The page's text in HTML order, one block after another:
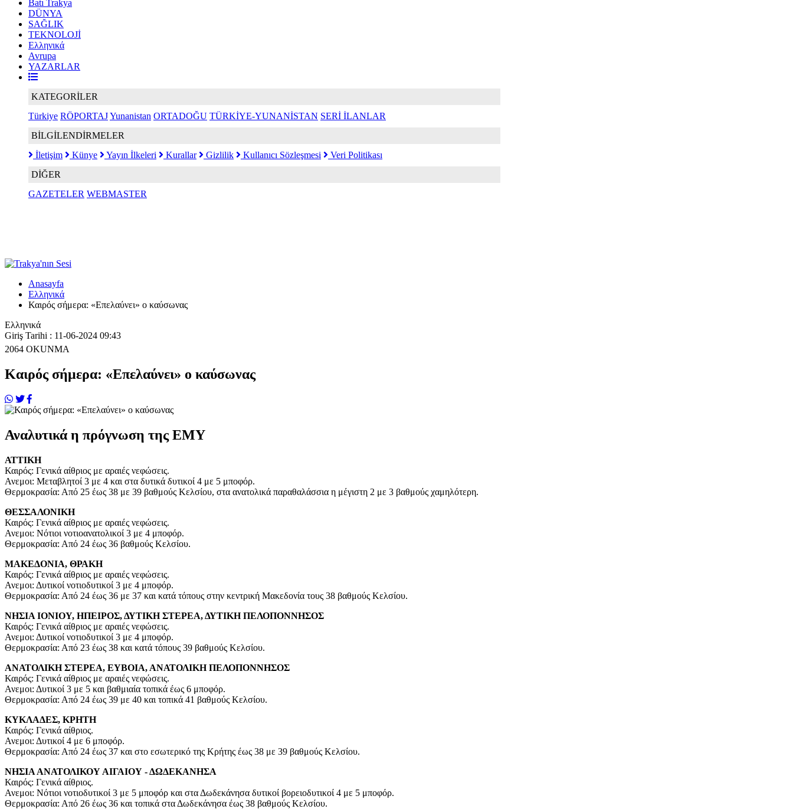
Batı Trakya
DÜNYA
SAĞLIK
TEKNOLOJİ
Ελληνικά
Avrupa
YAZARLAR
KATEGORİLER
Türkiye RÖPORTAJYunanistan ORTADOĞU TÜRKİYE-YUNANİSTAN SERİ İLANLAR
BİLGİLENDİRMELER
İletişim
Künye Yayın İlkeleri Kurallar Gizlilik Kullanıcı Sözleşmesi
Veri Politikası
DİĞER
GAZETELER WEBMASTER
Anasayfa
Ελληνικά
Καιρός σήμερα: «Επελαύνει» ο καύσωνας
Ελληνικά
Giriş Tarihi : 11-06-2024 09:43
2064 OKUNMA
Καιρός σήμερα: «Επελαύνει» ο καύσωνας
Αναλυτικά η πρόγνωση της ΕΜΥ
ΑΤΤΙΚΗ
Καιρός: Γενικά αίθριος με αραιές νεφώσεις.
Ανεμοι: Μεταβλητοί 3 με 4 και στα δυτικά δυτικοί 4 με 5 μποφόρ.
Θερμοκρασία: Από 25 έως 38 με 39 βαθμούς Κελσίου, στα ανατολικά παραθαλάσσια η μέγιστη 2 με 3 βαθμούς χαμηλότερη.
ΘΕΣΣΑΛΟΝΙΚΗ
Καιρός: Γενικά αίθριος με αραιές νεφώσεις.
Ανεμοι: Νότιοι νοτιοανατολικοί 3 με 4 μποφόρ.
Θερμοκρασία: Από 24 έως 36 βαθμούς Κελσίου.
ΜΑΚΕΔΟΝΙΑ, ΘΡΑΚΗ
Καιρός: Γενικά αίθριος με αραιές νεφώσεις.
Ανεμοι: Δυτικοί νοτιοδυτικοί 3 με 4 μποφόρ.
Θερμοκρασία: Από 24 έως 36 με 37 και κατά τόπους στην κεντρική Μακεδονία τους 38 βαθμούς Κελσίου.
ΝΗΣΙΑ ΙΟΝΙΟΥ, ΗΠΕΙΡΟΣ, ΔΥΤΙΚΗ ΣΤΕΡΕΑ, ΔΥΤΙΚΗ ΠΕΛΟΠΟΝΝΗΣΟΣ
Καιρός: Γενικά αίθριος με αραιές νεφώσεις.
Ανεμοι: Δυτικοί νοτιοδυτικοί 3 με 4 μποφόρ.
Θερμοκρασία: Από 23 έως 38 και κατά τόπους 39 βαθμούς Κελσίου.
ΑΝΑΤΟΛΙΚΗ ΣΤΕΡΕΑ, ΕΥΒΟΙΑ, ΑΝΑΤΟΛΙΚΗ ΠΕΛΟΠΟΝΝΗΣΟΣ
Καιρός: Γενικά αίθριος με αραιές νεφώσεις.
Ανεμοι: Δυτικοί 3 με 5 και βαθμιαία τοπικά έως 6 μποφόρ.
Θερμοκρασία: Από 24 έως 39 με 40 και τοπικά 41 βαθμούς Κελσίου.
ΚΥΚΛΑΔΕΣ, ΚΡΗΤΗ
Καιρός: Γενικά αίθριος.
Ανεμοι: Δυτικοί 4 με 6 μποφόρ.
Θερμοκρασία: Από 24 έως 37 και στο εσωτερικό της Κρήτης έως 38 με 39 βαθμούς Κελσίου.
ΝΗΣΙΑ ΑΝΑΤΟΛΙΚΟΥ ΑΙΓΑΙΟΥ - ΔΩΔΕΚΑΝΗΣΑ
Καιρός: Γενικά αίθριος.
Ανεμοι: Νότιοι νοτιοδυτικοί 3 με 5 μποφόρ και στα Δωδεκάνησα δυτικοί βορειοδυτικοί 4 με 5 μποφόρ.
Θερμοκρασία: Από 26 έως 36 και τοπικά στα Δωδεκάνησα έως 38 βαθμούς Κελσίου.